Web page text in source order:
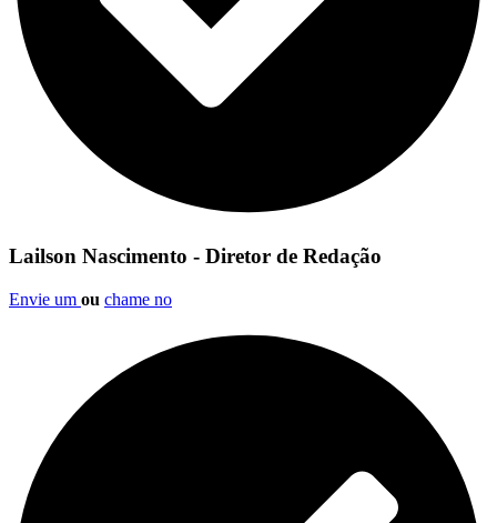
Lailson Nascimento - Diretor de Redação
Envie um ou chame no